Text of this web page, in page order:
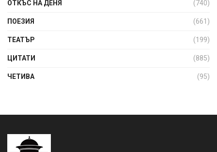
ОТКЪС НА ДЕНЯ (740)
ПОЕЗИЯ (661)
ТЕАТЪР (199)
ЦИТАТИ (885)
ЧЕТИВА (95)